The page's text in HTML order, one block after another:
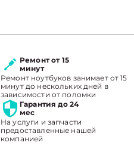
Ремонт от 15
минут
Ремонт ноутбуков занимает от 15
минут до нескольких дней в
зависимости от поломки
Гарантия до 24
мес
На услуги и запчасти
предоставленные нашей
компанией